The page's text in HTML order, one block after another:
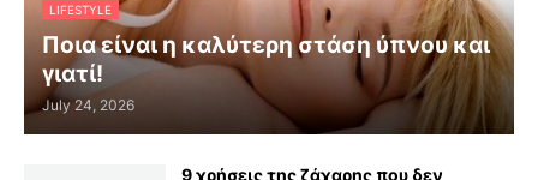
LIFESTYLE
Ποια είναι η καλύτερη στάση ύπνου και
γιατί!
July 24, 2026
9 χρήσεις της ζάχαρης που δεν